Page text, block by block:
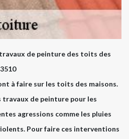
de peinture des toits des
à faire sur les toits des maisons.
de peinture pour les
agressions comme les pluies
Pour faire ces interventions